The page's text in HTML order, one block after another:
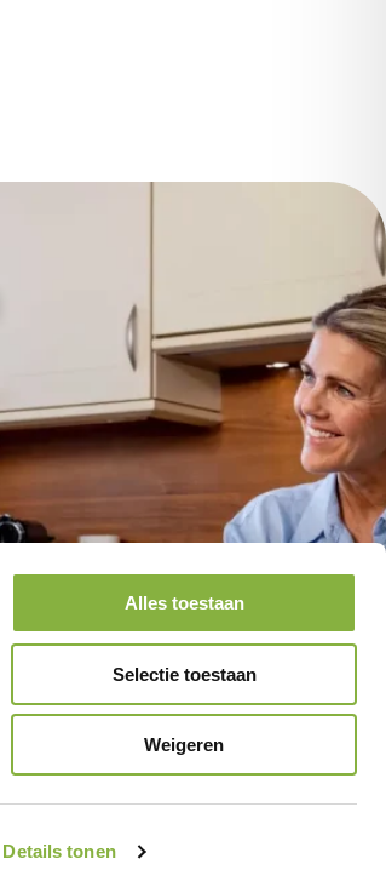
Details tonen
Alles toestaan
Selectie toestaan
Weigeren